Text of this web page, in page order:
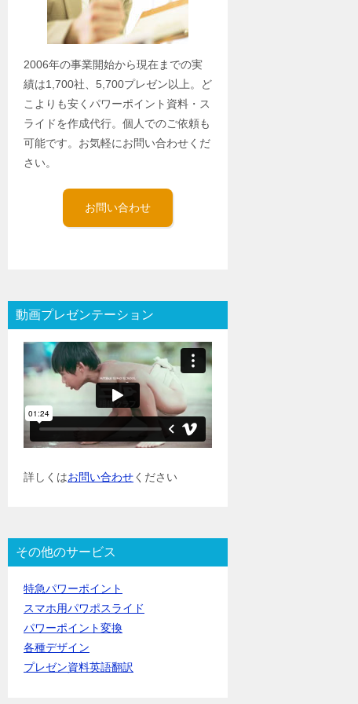
2006年の事業開始から現在までの実
績は1,700社、5,700プレゼン以上。ど
こよりも安くパワーポイント資料・ス
ライドを作成代行。個人でのご依頼も
可能です。お気軽にお問い合わせくだ
さい。
お問い合わせ
動画プレゼンテーション
詳しくはお問い合わせください
その他のサービス
特急パワーポイント
スマホ用パワポスライド
パワーポイント変換
各種デザイン
プレゼン資料英語翻訳